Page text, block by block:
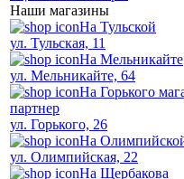
Наши магазины
На Тульской
ул. Тульская, 11
На Мельникайте
ул. Мельникайте, 64
На Горького
партнер
ул. Горького, 26
На
ул. Олимпийская, 22
На Щербакова